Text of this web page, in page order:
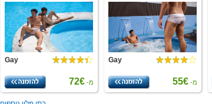
Gay
מ- 55€
Gay
מ- 72€